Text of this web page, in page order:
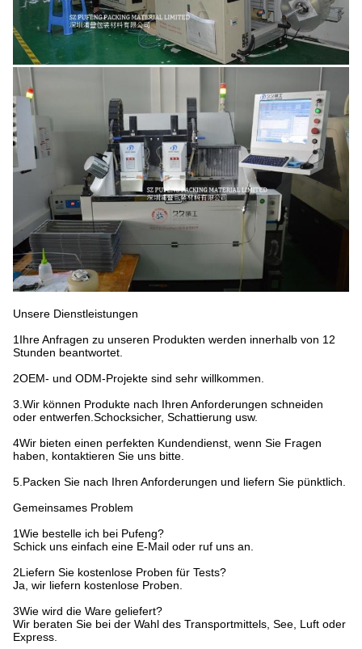
Unsere Dienstleistungen
1Ihre Anfragen zu unseren Produkten werden innerhalb von 12
Stunden beantwortet.
2OEM- und ODM-Projekte sind sehr willkommen.
3.Wir können Produkte nach Ihren Anforderungen schneiden
oder entwerfen.Schocksicher, Schattierung usw.
4Wir bieten einen perfekten Kundendienst, wenn Sie Fragen
haben, kontaktieren Sie uns bitte.
5.Packen Sie nach Ihren Anforderungen und liefern Sie pünktlich.
Gemeinsames Problem
1Wie bestelle ich bei Pufeng?
Schick uns einfach eine E-Mail oder ruf uns an.
2Liefern Sie kostenlose Proben für Tests?
Ja, wir liefern kostenlose Proben.
3Wie wird die Ware geliefert?
Wir beraten Sie bei der Wahl des Transportmittels, See, Luft oder
Express.